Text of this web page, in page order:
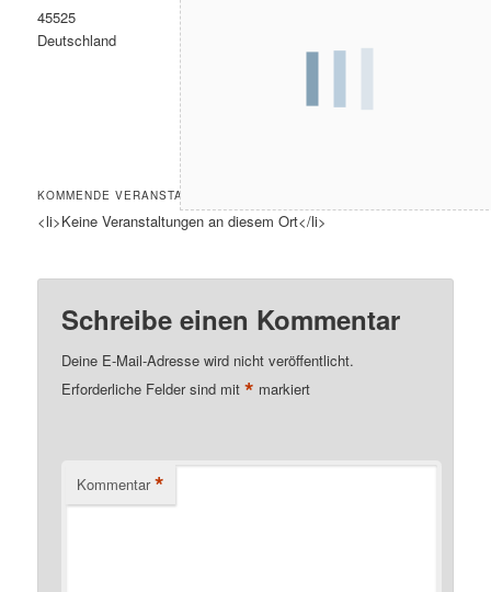
45525
Deutschland
KOMMENDE VERANSTALTUNGEN
<li>Keine Veranstaltungen an diesem Ort</li>
Schreibe einen Kommentar
Deine E-Mail-Adresse wird nicht veröffentlicht.
Erforderliche Felder sind mit* markiert
Kommentar *